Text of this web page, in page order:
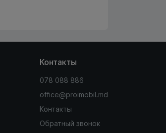
Контакты
078 088 886
office@proimobil.md
Контакты
Обратный звонок